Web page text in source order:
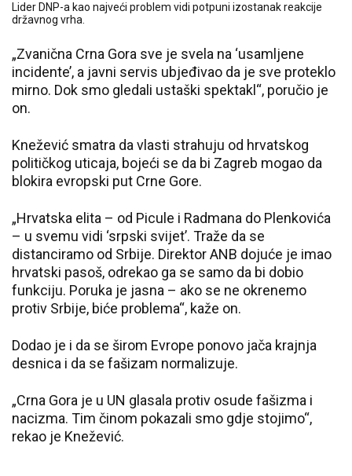
Lider DNP-a kao najveći problem vidi potpuni izostanak reakcije
državnog vrha.
„Zvanična Crna Gora sve je svela na ‘usamljene
incidente’, a javni servis ubjeđivao da je sve proteklo
mirno. Dok smo gledali ustaški spektakl“, poručio je
on.
Knežević smatra da vlasti strahuju od hrvatskog
političkog uticaja, bojeći se da bi Zagreb mogao da
blokira evropski put Crne Gore.
„Hrvatska elita – od Picule i Radmana do Plenkovića
– u svemu vidi ‘srpski svijet’. Traže da se
distanciramo od Srbije. Direktor ANB dojuće je imao
hrvatski pasoš, odrekao ga se samo da bi dobio
funkciju. Poruka je jasna – ako se ne okrenemo
protiv Srbije, biće problema“, kaže on.
Dodao je i da se širom Evrope ponovo jača krajnja
desnica i da se fašizam normalizuje.
„Crna Gora je u UN glasala protiv osude fašizma i
nacizma. Tim činom pokazali smo gdje stojimo“,
rekao je Knežević.